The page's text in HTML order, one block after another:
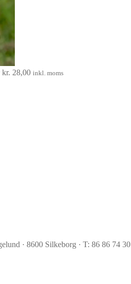
· 8600 Silkeborg · T: 86 86 74 30
kr. 28,00 inkl. moms